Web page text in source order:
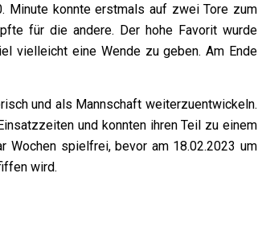
Minute konnte erstmals auf zwei Tore zum
für die andere. Der hohe Favorit wurde
vielleicht eine Wende zu geben. Am Ende
und als Mannschaft weiterzuentwickeln.
und konnten ihren Teil zu einem
Wochen spielfrei, bevor am 18.02.2023 um
wird.